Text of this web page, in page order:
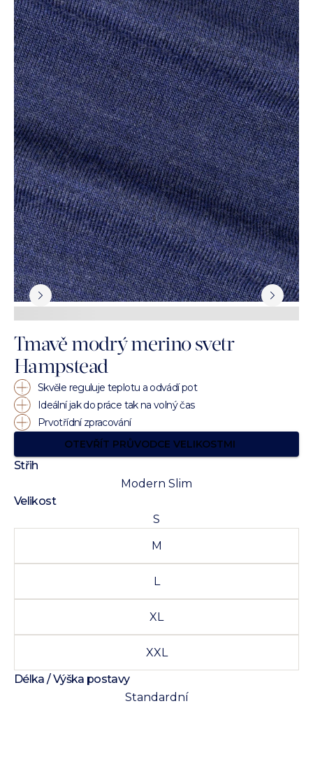
Tmavě modrý merino svetr
Hampstead
Skvěle reguluje teplotu a odvádí pot
Ideální jak do práce tak na volný čas
Prvotřídní zpracování
OTEVŘÍT PRŮVODCE VELIKOSTMI
Střih
Modern Slim
Velikost
S
M
L
XL
XXL
Délka / Výška postavy
Standardní